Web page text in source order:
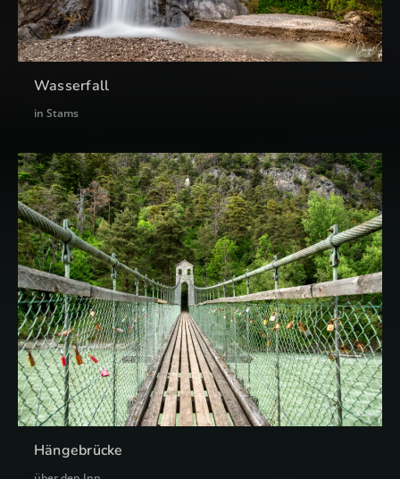
Wasserfall
in Stams
Hängebrücke